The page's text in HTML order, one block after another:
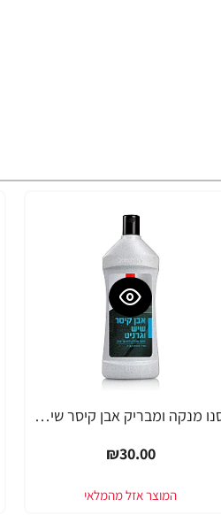
סנו מנקה ומבריק אבן קיסר שיש וגרניט - 500 מ"ל
₪30.00